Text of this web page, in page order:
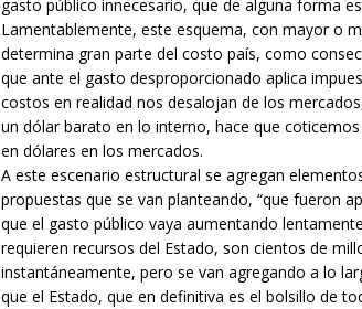
gasto público innecesario, que de alguna forma
Lamentablemente, este esquema, con mayor o
determina gran parte del costo país, como
que ante el gasto desproporcionado aplica
costos en realidad nos desalojan de los
un dólar barato en lo interno, hace que
en dólares en los mercados.
A este escenario estructural se agregan
propuestas que se van planteando, “que fueron
que el gasto público vaya aumentando
requieren recursos del Estado, son cientos de
instantáneamente, pero se van agregando a lo
que el Estado, que en definitiva es el bolsillo de